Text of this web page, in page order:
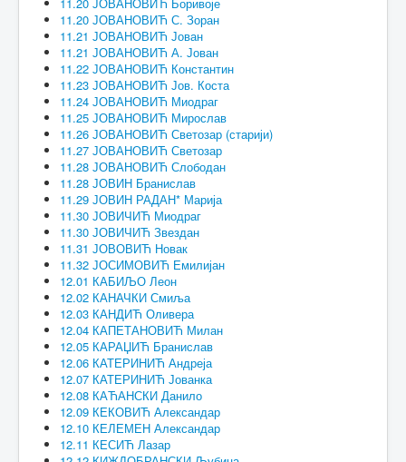
11.20 ЈОВАНОВИЋ С. Зоран
11.21 ЈОВАНОВИЋ Јован
11.21 ЈОВАНОВИЋ А. Јован
11.22 ЈОВАНОВИЋ Константин
11.23 ЈОВАНОВИЋ Јов. Коста
11.24 ЈОВАНОВИЋ Миодраг
11.25 ЈОВАНОВИЋ Мирослав
11.26 ЈОВАНОВИЋ Светозар (старији)
11.27 ЈОВАНОВИЋ Светозар
11.28 ЈОВАНОВИЋ Слободан
11.28 ЈОВИН Бранислав
11.29 ЈОВИН РАДАН* Марија
11.30 ЈОВИЧИЋ Миодраг
11.30 ЈОВИЧИЋ Звездан
11.31 ЈОВОВИЋ Новак
11.32 ЈОСИМОВИЋ Емилијан
12.01 КАБИЉО Леон
12.02 КАНАЧКИ Смиља
12.03 КАНДИЋ Оливера
12.04 КАПЕТАНОВИЋ Милан
12.05 КАРАЏИЋ Бранислав
12.06 КАТЕРИНИЋ Андреја
12.07 КАТЕРИНИЋ Јованка
12.08 КАЋАНСКИ Данило
12.09 КЕКОВИЋ Александар
12.10 КЕЛЕМЕН Александар
12.11 КЕСИЋ Лазар